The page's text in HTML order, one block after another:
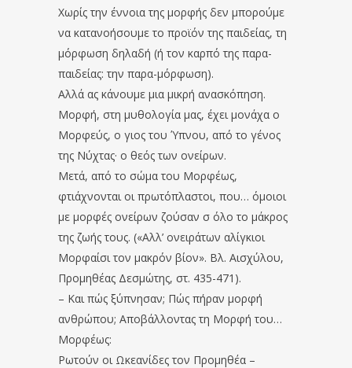
Χωρίς την έννοια της μορφής δεν μπορούμε
να κατανοήσουμε το προϊόν της παιδείας, τη
μόρφωση δηλαδή (ή τον καρπό της παρα-
παιδείας: την παρα-μόρφωση).
Αλλά ας κάνουμε μια μικρή ανασκόπηση.
Μορφή, στη μυθολογία μας, έχει μονάχα ο
Μορφεύς, ο γιος του Ύπνου, από το γένος
της Νύχτας· ο θεός των ονείρων.
Μετά, από το σώμα του Μορφέως,
φτιάχνονται οι πρωτόπλαστοι, που… όμοιοι
με μορφές ονείρων ζούσαν σ όλο το μάκρος
της ζωής τους. («Αλλ’ ονειράτων αλίγκιοι
Μορφαίσι τον μακρόν βίον». Βλ. Αισχύλου,
Προμηθέας Δεσμώτης, στ. 435-471).
– Και πώς ξύπνησαν; Πώς πήραν μορφή
ανθρώπου; Αποβάλλοντας τη Μορφή του…
Μορφέως:
Ρωτούν οι Ωκεανίδες τον Προμηθέα –